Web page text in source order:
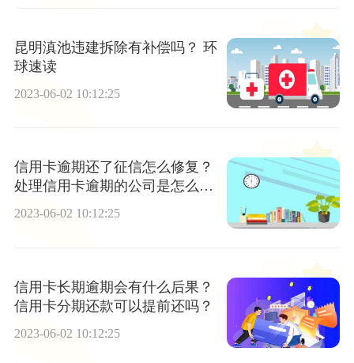
昆明滇池违建拆除有补偿吗？ 环
球速读
2023-06-02 10:12:25
信用卡逾期还了征信怎么修复？
处理信用卡逾期的公司是怎么收
费的？
2023-06-02 10:12:25
信用卡长期逾期会有什么后果？
信用卡分期还款可以提前还吗？
2023-06-02 10:12:25